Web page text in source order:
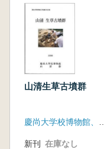
山清生草古墳群
新刊 在庫なし